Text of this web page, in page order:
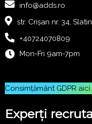
info@adds.ro
str. Crișan nr. 34,
+40724070809
Mon-Fri 9am-7pm
Consimțământ GDPR aici
Experți